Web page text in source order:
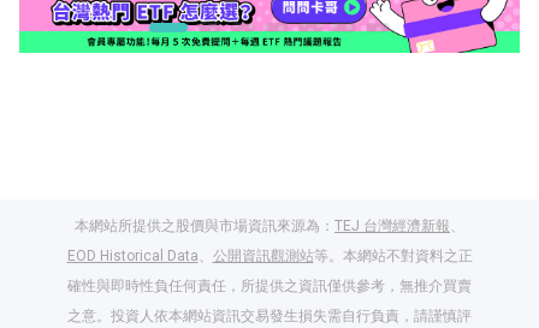
本網站所提供之股價與市場資訊來源為： TEJ 台灣經濟新報、
EOD Historical Data、 公開資訊觀測站等。本網站不對資料之正
確性與即時性負任何責任，所提供之資訊僅供參考，無推介買賣
之意。投資人依本網站資訊交易發生損失需自行負責，請謹慎評